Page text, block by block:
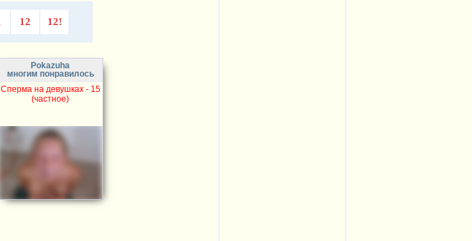
12 12!
Pokazuha
многим понравилось
Сперма на девушках - 15
(частное)